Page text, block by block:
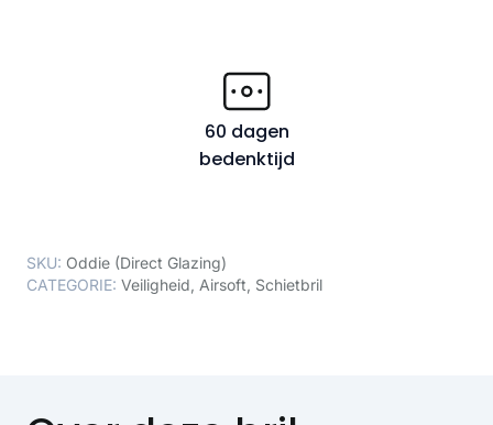
60 dagen
bedenktijd
SKU: Oddie (Direct Glazing)
CATEGORIE: Veiligheid, Airsoft, Schietbril